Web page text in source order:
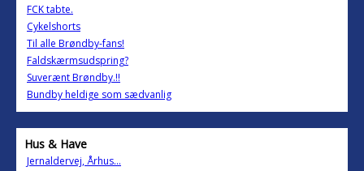
FCK tabte.
Cykelshorts
Til alle Brøndby-fans!
Faldskærmsudspring?
Suverænt Brøndby.!!
Bundby heldige som sædvanlig
Hus & Have
Jernaldervej, Århus...